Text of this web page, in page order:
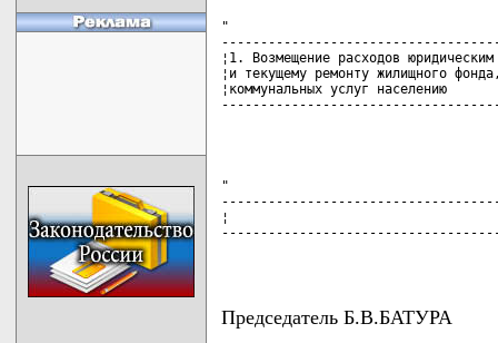
"
¦1. Возмещение расходов
¦и текущему ремонту
¦коммунальных услуг
"
¦
Председатель Б.В.БАТУРА